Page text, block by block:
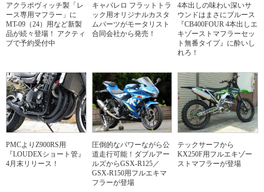
アクラポヴィッチ製「レ
ース専用マフラー」に
MT-09（24）用など新製
品が続々登場！ アクティ
ブで予約受付中
キャバレロ フラットトラ
ック用オリジナルカスタ
ムパーツがモータリスト
合同会社から発売！
4本出しの味わい深いサ
ウンドはまさにブルース
『CB400FOUR 4本出しエ
キゾーストマフラーセッ
ト無番タイプ』に酔いし
れろ！
PMCよりZ900RS用
『LOUDEXショート管』
4月末リリース！
圧倒的なパワーながら公
道走行可能！ダブルアー
ルズからGSX-R125／
GSX-R150用フルエキマ
フラーが登場
テックサーフから
KX250F用フルエキゾー
ストマフラーが登場